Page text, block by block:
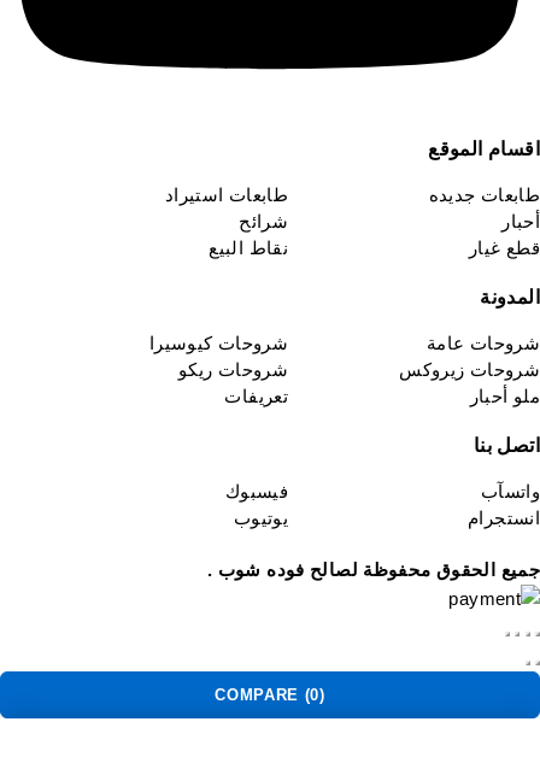
الموقع
جديده
طابعات استيراد
شرائح
غيار
نقاط البيع
عامة
شروحات كيوسيرا
زيروكس
شروحات ريكو
أحبار
تعريفات
بنا
فيسبوك
يوتيوب
الحقوق محفوظة لصالح فوده شوب .
COMPARE (0)